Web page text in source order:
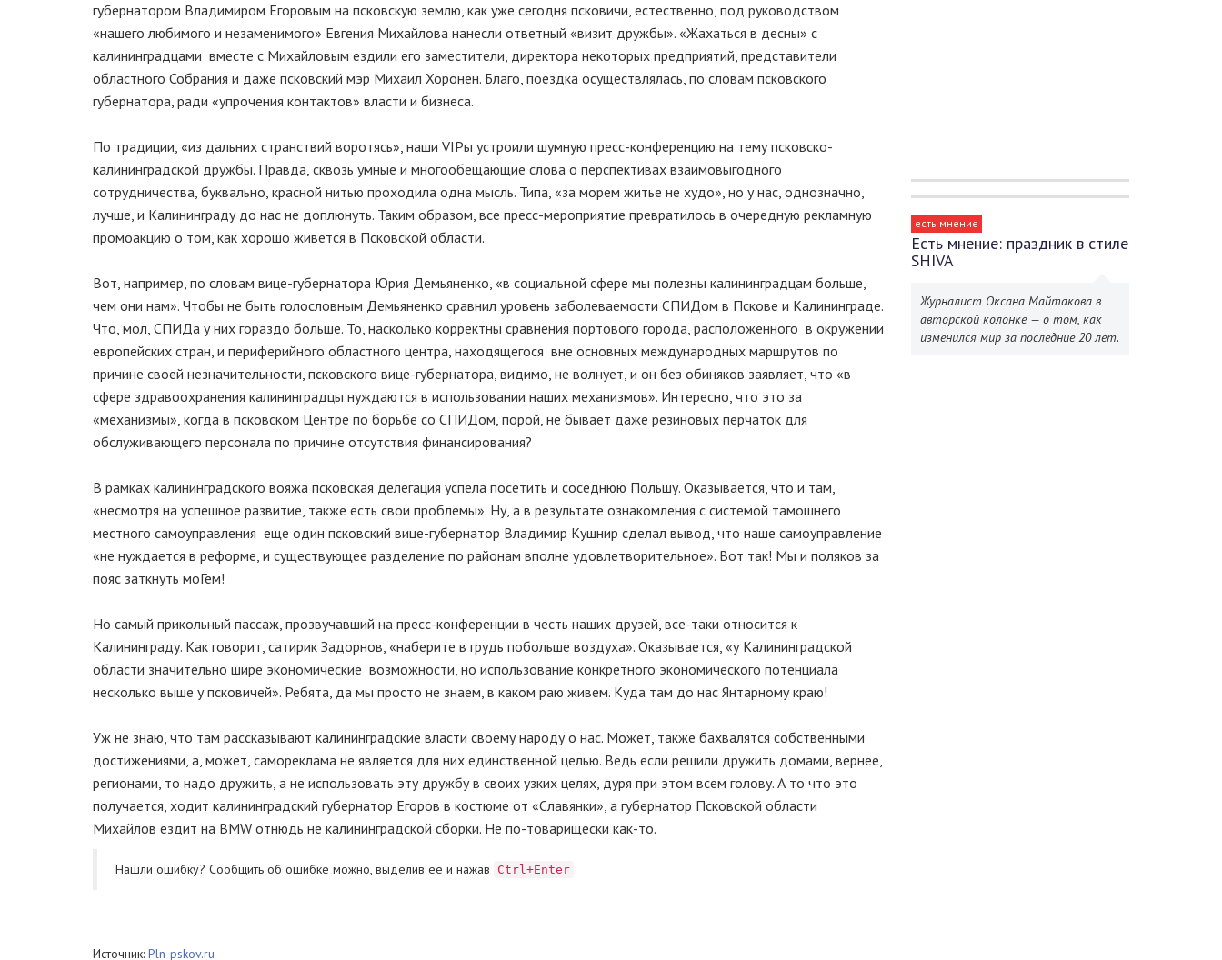
губернатором Владимиром Егоровым на псковскую землю, как уже сегодня псковичи, естественно, под руководством
«нашего любимого и незаменимого» Евгения Михайлова нанесли ответный «визит дружбы». «Жахаться в десны» с
калининградцами вместе с Михайловым ездили его заместители, директора некоторых предприятий, представители
областного Собрания и даже псковский мэр Михаил Хоронен. Благо, поездка осуществлялась, по словам псковского
губернатора, ради «упрочения контактов» власти и бизнеса.
По традиции, «из дальних странствий воротясь», наши VIPы устроили шумную пресс-конференцию на тему псковско-
калининградской дружбы. Правда, сквозь умные и многообещающие слова о перспективах взаимовыгодного
сотрудничества, буквально, красной нитью проходила одна мысль. Типа, «за морем житье не худо», но у нас, однозначно,
лучше, и Калининграду до нас не доплюнуть. Таким образом, все пресс-мероприятие превратилось в очередную рекламную
промоакцию о том, как хорошо живется в Псковской области.
Вот, например, по словам вице-губернатора Юрия Демьяненко, «в социальной сфере мы полезны калининградцам больше,
чем они нам». Чтобы не быть голословным Демьяненко сравнил уровень заболеваемости СПИДом в Пскове и Калининграде.
Что, мол, СПИДа у них гораздо больше. То, насколько корректны сравнения портового города, расположенного в окружении
европейских стран, и периферийного областного центра, находящегося вне основных международных маршрутов по
причине своей незначительности, псковского вице-губернатора, видимо, не волнует, и он без обиняков заявляет, что «в
сфере здравоохранения калининградцы нуждаются в использовании наших механизмов». Интересно, что это за
«механизмы», когда в псковском Центре по борьбе со СПИДом, порой, не бывает даже резиновых перчаток для
обслуживающего персонала по причине отсутствия финансирования?
В рамках калининградского вояжа псковская делегация успела посетить и соседнюю Польшу. Оказывается, что и там,
«несмотря на успешное развитие, также есть свои проблемы». Ну, а в результате ознакомления с системой тамошнего
местного самоуправления еще один псковский вице-губернатор Владимир Кушнир сделал вывод, что наше самоуправление
«не нуждается в реформе, и существующее разделение по районам вполне удовлетворительное». Вот так! Мы и поляков за
пояс заткнуть моГем!
Но самый прикольный пассаж, прозвучавший на пресс-конференции в честь наших друзей, все-таки относится к
Калининграду. Как говорит, сатирик Задорнов, «наберите в грудь побольше воздуха». Оказывается, «у Калининградской
области значительно шире экономические возможности, но использование конкретного экономического потенциала
несколько выше у псковичей». Ребята, да мы просто не знаем, в каком раю живем. Куда там до нас Янтарному краю!
Уж не знаю, что там рассказывают калининградские власти своему народу о нас. Может, также бахвалятся собственными
достижениями, а, может, самореклама не является для них единственной целью. Ведь если решили дружить домами, вернее,
регионами, то надо дружить, а не использовать эту дружбу в своих узких целях, дуря при этом всем голову. А то что это
получается, ходит калининградский губернатор Егоров в костюме от «Славянки», а губернатор Псковской области
Михайлов ездит на BMW отнюдь не калининградской сборки. Не по-товарищески как-то.
Нашли ошибку? Cообщить об ошибке можно, выделив ее и нажав Ctrl+Enter
Источник: Pln-pskov.ru
есть мнение
Есть мнение: праздник в стиле
SHIVA
Журналист Оксана Майтакова в
авторской колонке — о том, как
изменился мир за последние 20 лет.